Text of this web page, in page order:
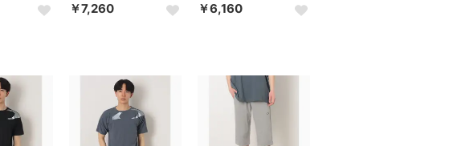
￥7,260 ￥6,160